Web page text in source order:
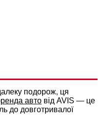
подорож, ця
авто від AVIS — це
до довготривалої